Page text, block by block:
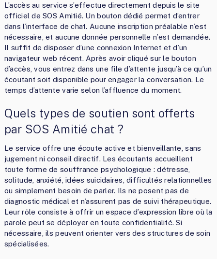
L’accès au service s’effectue directement depuis le site
officiel de SOS Amitié. Un bouton dédié permet d’entrer
dans l’interface de chat. Aucune inscription préalable n’est
nécessaire, et aucune donnée personnelle n’est demandée.
Il suffit de disposer d’une connexion Internet et d’un
navigateur web récent. Après avoir cliqué sur le bouton
d’accès, vous entrez dans une file d’attente jusqu’à ce qu’un
écoutant soit disponible pour engager la conversation. Le
temps d’attente varie selon l’affluence du moment.
Quels types de soutien sont offerts
par SOS Amitié chat ?
Le service offre une écoute active et bienveillante, sans
jugement ni conseil directif. Les écoutants accueillent
toute forme de souffrance psychologique : détresse,
solitude, anxiété, idées suicidaires, difficultés relationnelles
ou simplement besoin de parler. Ils ne posent pas de
diagnostic médical et n’assurent pas de suivi thérapeutique.
Leur rôle consiste à offrir un espace d’expression libre où la
parole peut se déployer en toute confidentialité. Si
nécessaire, ils peuvent orienter vers des structures de soin
spécialisées.